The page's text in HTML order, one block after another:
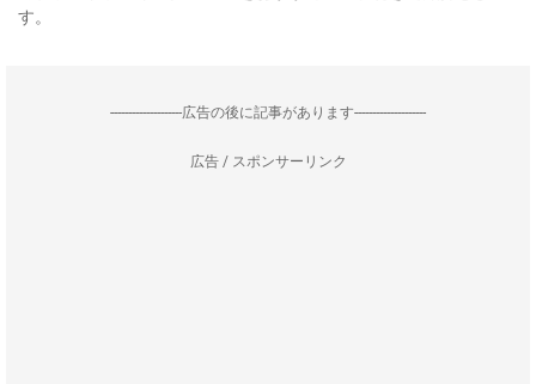
す。
--------------------広告の後に記事があります--------------------
広告 / スポンサーリンク